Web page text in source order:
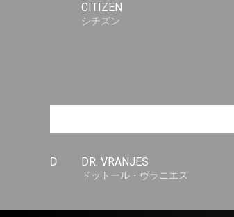
CITIZEN
シチズン
D DR. VRANJES
ドットール・ヴラニエス